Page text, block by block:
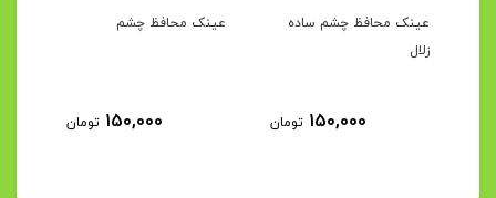
عینک محافظ چشم ساده
زلال
150,000 تومان
عینک محافظ چشم
150,000 تومان